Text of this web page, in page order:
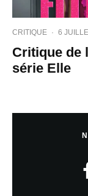
CRITIQUE · 6
Critique de
série Elle